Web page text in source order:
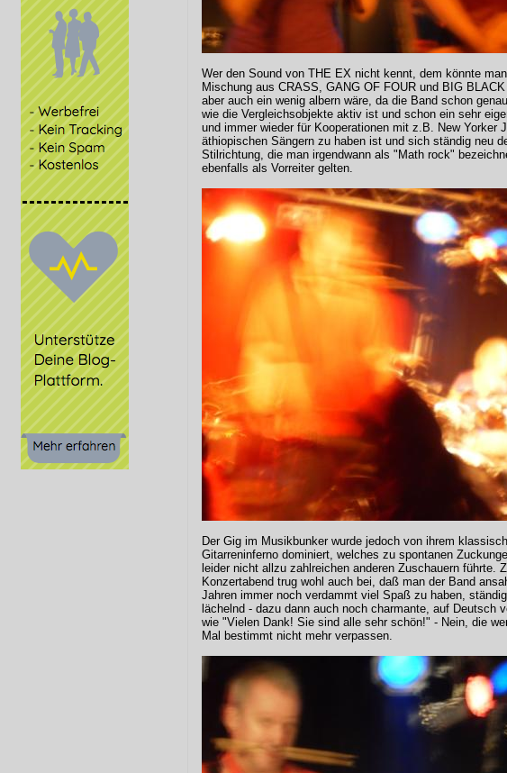
Wer den Sound von THE EX nicht kennt, dem könnte
Mischung aus CRASS, GANG OF FOUR und BIG
aber auch ein wenig albern wäre, da die Band schon
wie die Vergleichsobjekte aktiv ist und schon ein sehr
und immer wieder für Kooperationen mit z.B. New Yorker
äthiopischen Sängern zu haben ist und sich ständig neu
Stilrichtung, die man irgendwann als "Math rock"
ebenfalls als Vorreiter gelten.
Der Gig im Musikbunker wurde jedoch von ihrem
Gitarreninferno dominiert, welches zu spontanen
leider nicht allzu zahlreichen anderen Zuschauern führte.
Konzertabend trug wohl auch bei, daß man der Band
Jahren immer noch verdammt viel Spaß zu haben,
lächelnd - dazu dann auch noch charmante, auf Deutsch
wie "Vielen Dank! Sie sind alle sehr schön!" - Nein, die
Mal bestimmt nicht mehr verpassen.